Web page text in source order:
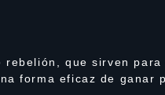
que sirven para
forma eficaz de ganar